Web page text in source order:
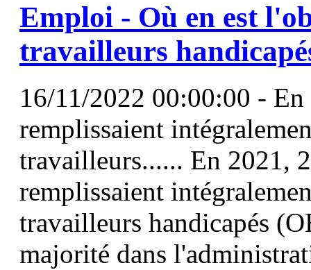
Emploi - Où en est
travailleurs
16/11/2022 00:00:00 - En
remplissaient
travailleurs...... En 2021,
remplissaient
travailleurs handicapés
majorité dans